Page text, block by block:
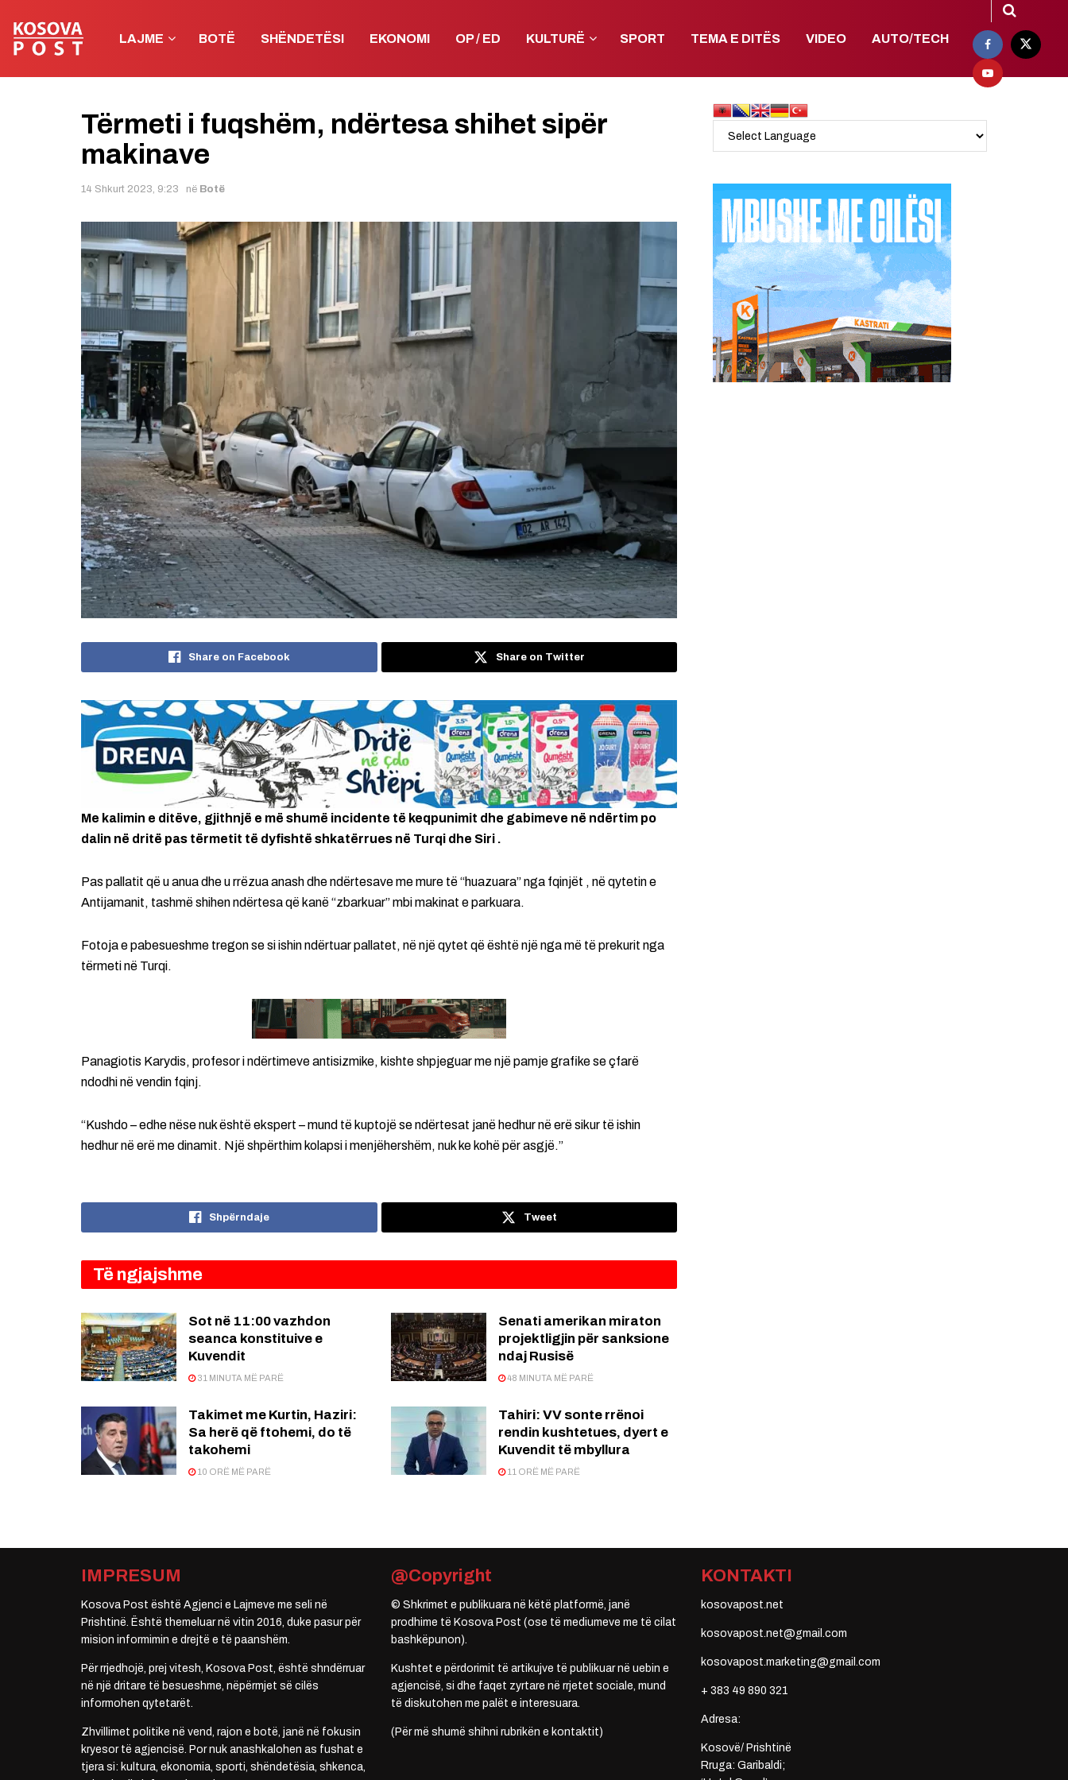
LAJME BOTË SHËNDETËSI EKONOMI OP / ED KULTURË SPORT TEMA E DITËS VIDEO AUTO/TECH
Tërmeti i fuqshëm, ndërtesa shihet sipër
makinave
14 Shkurt 2023, 9:23 në Botë
Share on Facebook Share on Twitter
Me kalimin e ditëve, gjithnjë e më shumë incidente të keqpunimit dhe gabimeve në ndërtim po
dalin në dritë pas tërmetit të dyfishtë shkatërrues në Turqi dhe Siri .
Pas pallatit që u anua dhe u rrëzua anash dhe ndërtesave me mure të “huazuara” nga fqinjët , në qytetin e
Antijamanit, tashmë shihen ndërtesa që kanë “zbarkuar” mbi makinat e parkuara.
Fotoja e pabesueshme tregon se si ishin ndërtuar pallatet, në një qytet që është një nga më të prekurit nga
tërmeti në Turqi.
Panagiotis Karydis, profesor i ndërtimeve antisizmike, kishte shpjeguar me një pamje grafike se çfarë
ndodhi në vendin fqinj.
“Kushdo – edhe nëse nuk është ekspert – mund të kuptojë se ndërtesat janë hedhur në erë sikur të ishin
hedhur në erë me dinamit. Një shpërthim kolapsi i menjëhershëm, nuk ke kohë për asgjë.”
Shpërndaje Tweet
Të ngjajshme
Sot në 11:00 vazhdon
seanca konstituive e
Kuvendit
31 MINUTA MË PARË
Senati amerikan miraton
projektligjin për sanksione
ndaj Rusisë
48 MINUTA MË PARË
Takimet me Kurtin, Haziri:
Sa herë që ftohemi, do të
takohemi
10 ORË MË PARË
Tahiri: VV sonte rrënoi
rendin kushtetues, dyert e
Kuvendit të mbyllura
11 ORË MË PARË
IMPRESUM
Kosova Post është Agjenci e Lajmeve me seli në
Prishtinë. Është themeluar në vitin 2016, duke pasur për
mision informimin e drejtë e të paanshëm.
Për rrjedhojë, prej vitesh, Kosova Post, është shndërruar
në një dritare të besueshme, nëpërmjet së cilës
informohen qytetarët.
Zhvillimet politike në vend, rajon e botë, janë në fokusin
kryesor të agjencisë. Por nuk anashkalohen as fushat e
tjera si: kultura, ekonomia, sporti, shëndetësia, shkenca,
@Copyright
© Shkrimet e publikuara në këtë platformë, janë
prodhime të Kosova Post (ose të mediumeve me të cilat
bashkëpunon).
Kushtet e përdorimit të artikujve të publikuar në uebin e
agjencisë, si dhe faqet zyrtare në rrjetet sociale, mund
të diskutohen me palët e interesuara.
(Për më shumë shihni rubrikën e kontaktit)
KONTAKTI
kosovapost.net
kosovapost.net@gmail.com
kosovapost.marketing@gmail.com
+ 383 49 890 321
Adresa:
Kosovë/ Prishtinë
Rruga: Garibaldi;